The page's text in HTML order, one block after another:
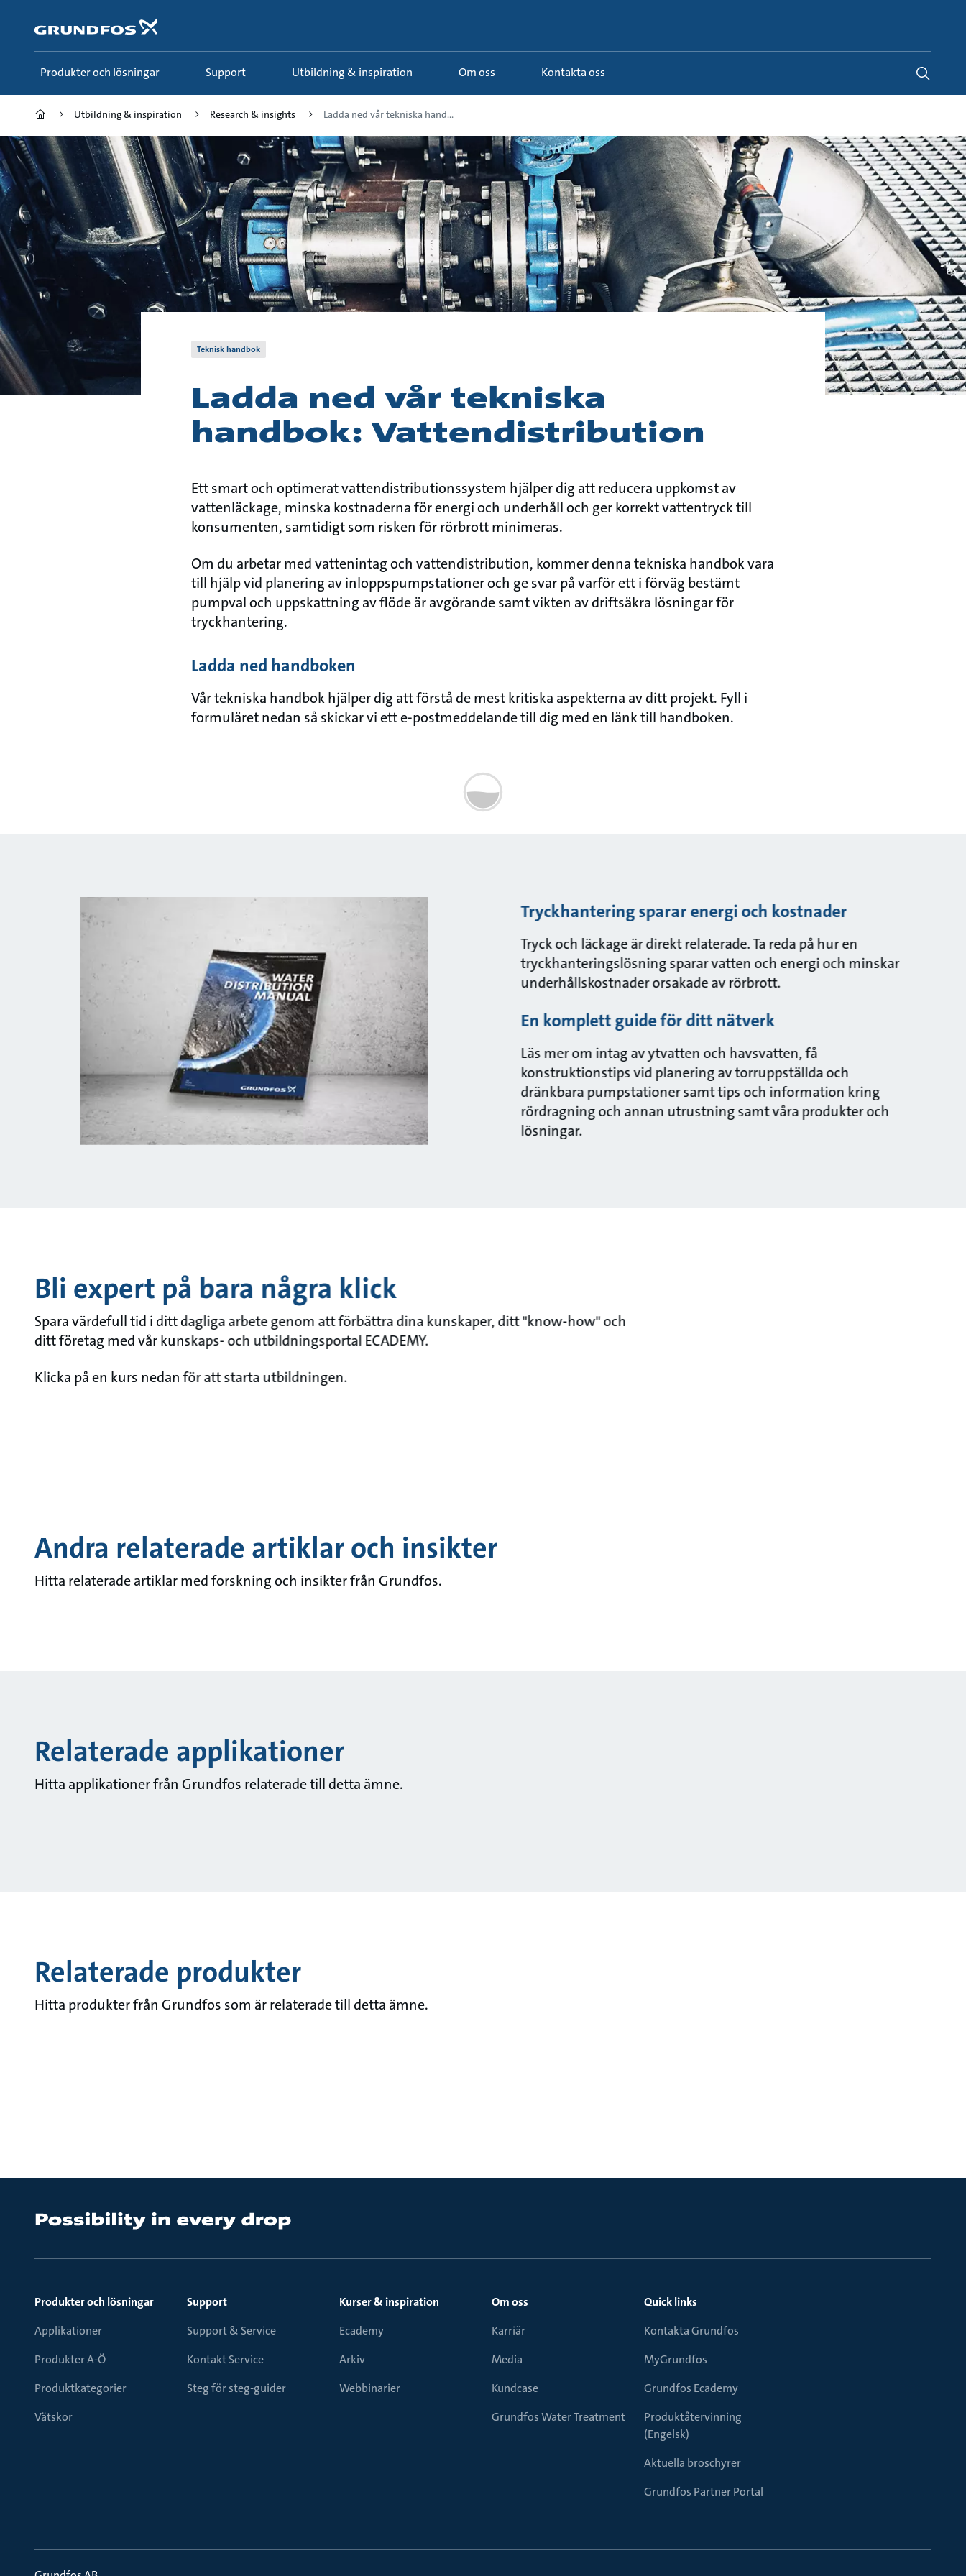
huvudinnehållet
Produkter och lösningar Support Utbildning & inspiration Om oss Kontakta oss
Utbildning & inspiration Research & insights Ladda ned vår tekniska hand...
Teknisk handbok
Ladda ned vår tekniska
handbok: Vattendistribution
Ett smart och optimerat vattendistributionssystem hjälper dig att reducera uppkomst av
vattenläckage, minska kostnaderna för energi och underhåll och ger korrekt vattentryck till
konsumenten, samtidigt som risken för rörbrott minimeras.
Om du arbetar med vattenintag och vattendistribution, kommer denna tekniska handbok vara
till hjälp vid planering av inloppspumpstationer och ge svar på varför ett i förväg bestämt
pumpval och uppskattning av flöde är avgörande samt vikten av driftsäkra lösningar för
tryckhantering.
Ladda ned handboken
Vår tekniska handbok hjälper dig att förstå de mest kritiska aspekterna av ditt projekt. Fyll i
formuläret nedan så skickar vi ett e-postmeddelande till dig med en länk till handboken.
Tryckhantering sparar energi och kostnader
Tryck och läckage är direkt relaterade. Ta reda på hur en
tryckhanteringslösning sparar vatten och energi och minskar
underhållskostnader orsakade av rörbrott.
En komplett guide för ditt nätverk
Läs mer om intag av ytvatten och havsvatten, få
konstruktionstips vid planering av torruppställda och
dränkbara pumpstationer samt tips och information kring
rördragning och annan utrustning samt våra produkter och
lösningar.
Bli expert på bara några klick
Spara värdefull tid i ditt dagliga arbete genom att förbättra dina kunskaper, ditt "know-how" och
ditt företag med vår kunskaps- och utbildningsportal ECADEMY.
Klicka på en kurs nedan för att starta utbildningen.
Andra relaterade artiklar och insikter
Hitta relaterade artiklar med forskning och insikter från Grundfos.
Relaterade applikationer
Hitta applikationer från Grundfos relaterade till detta ämne.
Relaterade produkter
Hitta produkter från Grundfos som är relaterade till detta ämne.
Produkter och lösningar
Applikationer
Produkter A-Ö
Produktkategorier
Vätskor
Support
Support & Service
Kontakt Service
Steg för steg-guider
Kurser & inspiration
Ecademy
Arkiv
Webbinarier
Om oss
Karriär
Media
Kundcase
Grundfos Water Treatment
Quick links
Kontakta Grundfos
MyGrundfos
Grundfos Ecademy
Produktåtervinning
(Engelsk)
Aktuella broschyrer
Grundfos Partner Portal